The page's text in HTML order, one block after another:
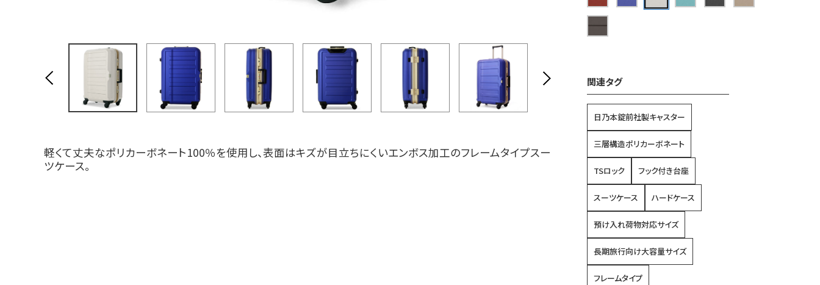
軽くて丈夫なポリカーボネート100％を使用し、表面はキズが目立ちにくいエンボス加工のフレームタイプスー
ツケース。
関連タグ
日乃本錠前社製キャスター
三層構造ポリカーボネート
TSロック フック付き台座
スーツケース ハードケース
預け入れ荷物対応サイズ
長期旅行向け大容量サイズ
フレームタイプ